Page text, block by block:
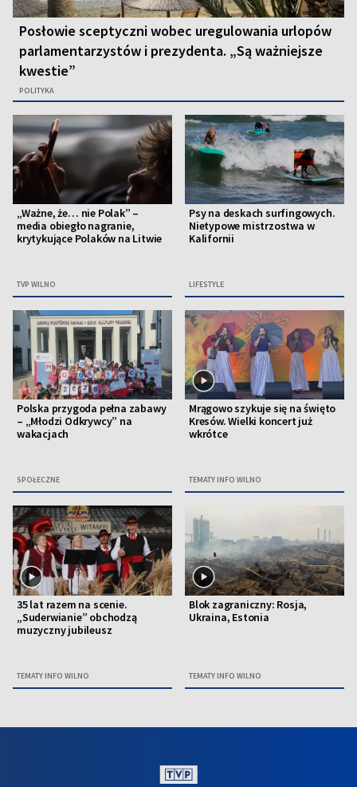
Posłowie sceptyczni wobec uregulowania urlopów
parlamentarzystów i prezydenta. „Są ważniejsze
kwestie”
POLITYKA
„Ważne, że… nie Polak” –
media obiegło nagranie,
krytykujące Polaków na Litwie
TVP WILNO
Psy na deskach surfingowych.
Nietypowe mistrzostwa w
Kalifornii
LIFESTYLE
Polska przygoda pełna zabawy
– „Młodzi Odkrywcy” na
wakacjach
SPOŁECZNE
Mrągowo szykuje się na święto
Kresów. Wielki koncert już
wkrótce
TEMATY INFO WILNO
35 lat razem na scenie.
„Suderwianie” obchodzą
muzyczny jubileusz
TEMATY INFO WILNO
Blok zagraniczny: Rosja,
Ukraina, Estonia
TEMATY INFO WILNO